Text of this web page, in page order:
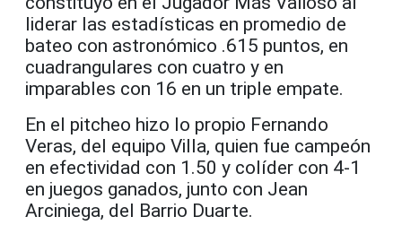
liderar las estadísticas en promedio de
bateo con astronómico .615 puntos, en
cuadrangulares con cuatro y en
imparables con 16 en un triple empate.
En el pitcheo hizo lo propio Fernando
Veras, del equipo Villa, quien fue campeón
en efectividad con 1.50 y colíder con 4-1
en juegos ganados, junto con Jean
Arciniega, del Barrio Duarte.